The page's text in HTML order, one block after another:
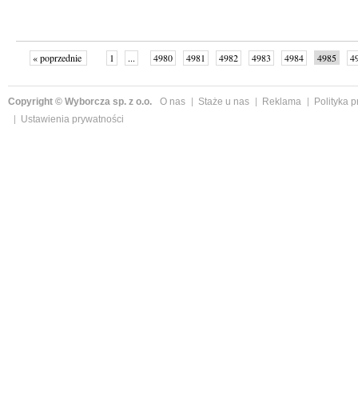
« poprzednie 1 ... 4980 4981 4982 4983 4984 4985
Copyright © Wyborcza sp. z o.o. O nas Staże u nas Reklama
Polityka
Ustawienia prywatności